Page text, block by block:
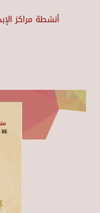
أنشطة مراكز